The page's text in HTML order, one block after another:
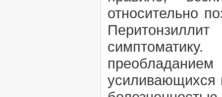
относительно
усиливающихся